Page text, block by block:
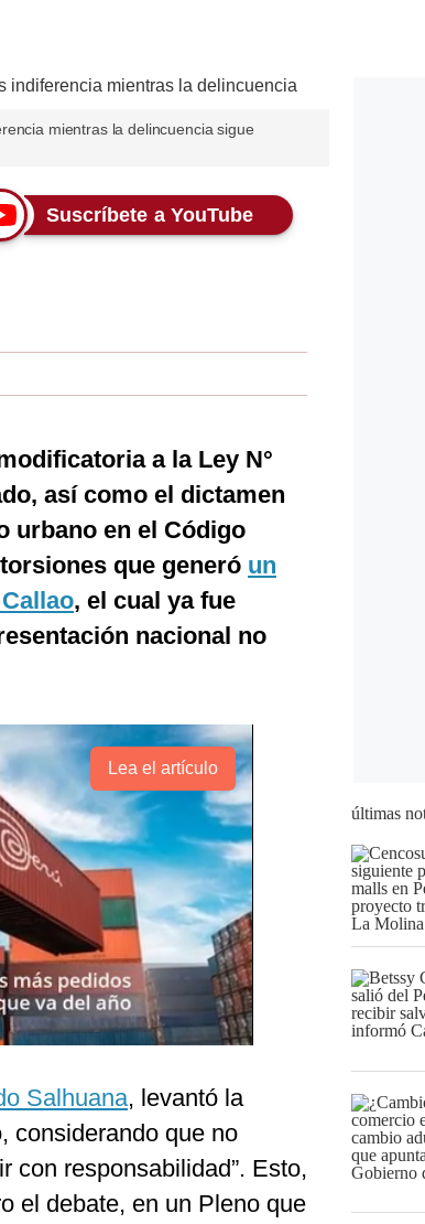
mientras la delincuencia sigue
Suscríbete a YouTube
a la Ley N°
así como el dictamen
urbano en el Código
que generó un
, el cual ya fue
nacional no
Lea el artículo
Salhuana, levantó la
considerando que no
con responsabilidad”. Esto,
el debate, en un Pleno que
últimas